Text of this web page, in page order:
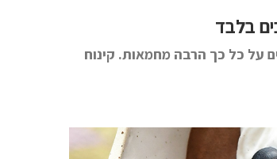
על כל כך הרבה מחמאות. קינוח